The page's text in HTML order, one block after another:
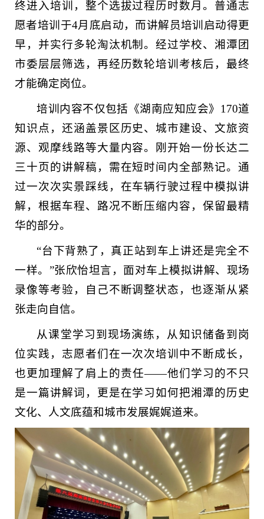
终进入培训，整个选拔过程历时数月。普通志
愿者培训于4月底启动，而讲解员培训启动得更
早，并实行多轮淘汰机制。经过学校、湘潭团
市委层层筛选，再经历数轮培训考核后，最终
才能确定岗位。
培训内容不仅包括《湖南应知应会》170道
知识点，还涵盖景区历史、城市建设、文旅资
源、观摩线路等大量内容。刚开始一份长达二
三十页的讲解稿，需在短时间内全部熟记。通
过一次次实景踩线，在车辆行驶过程中模拟讲
解，根据车程、路况不断压缩内容，保留最精
华的部分。
“台下背熟了，真正站到车上讲还是完全不
一样。”张欣怡坦言，面对车上模拟讲解、现场
录像等考验，自己不断调整状态，也逐渐从紧
张走向自信。
从课堂学习到现场演练，从知识储备到岗
位实践，志愿者们在一次次培训中不断成长，
也更加理解了肩上的责任——他们学习的不只
是一篇讲解词，更是在学习如何把湘潭的历史
文化、人文底蕴和城市发展娓娓道来。